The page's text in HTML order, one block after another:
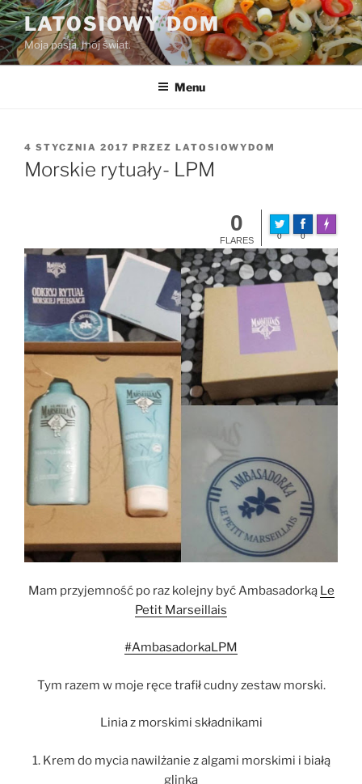
Przejdź
do
treści
LATOSIOWY DOM
Moja pasja, mój świat.
Menu
OPUBLIKOWANE
W
4 STYCZNIA 2017 PRZEZ LATOSIOWYDOM
Morskie rytuały- LPM
0
FLARES 0 0
Made with
Mam przyjemność po raz kolejny być Ambasadorką Le
Petit Marseillais
#AmbasadorkaLPM
Tym razem w moje ręce trafił cudny zestaw morski.
Linia z morskimi składnikami
1. Krem do mycia nawilżanie z algami morskimi i białą
glinką